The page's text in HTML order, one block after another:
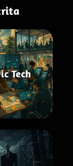
Tech